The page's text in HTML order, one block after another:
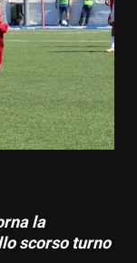
la
scorso turno